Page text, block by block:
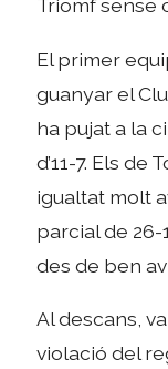
Triomf sense
El primer
guanyar el
ha pujat a la
d’11-7. Els de
igualtat molt
parcial de
des de ben
Al descans,
violació del